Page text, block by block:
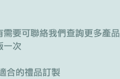
要可聯絡我們查詢更多產品
一次
合的禮品訂製